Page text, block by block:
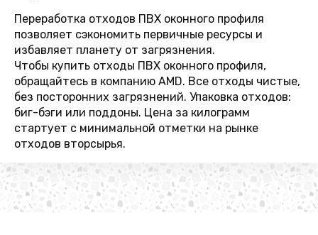
Переработка отходов ПВХ оконного профиля
позволяет сэкономить первичные ресурсы и
избавляет планету от загрязнения.
Чтобы купить отходы ПВХ оконного профиля,
обращайтесь в компанию AMD. Все отходы чистые,
без посторонних загрязнений. Упаковка отходов:
биг-бэги или поддоны. Цена за килограмм
стартует с минимальной отметки на рынке
отходов вторсырья.